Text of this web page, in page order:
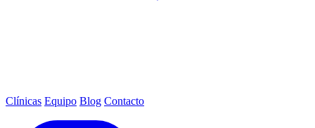
Clínicas Equipo Blog Contacto